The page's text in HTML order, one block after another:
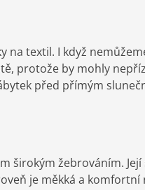
na textil. I když
protože by mohly
před přímým
širokým žebrováním.
je měkká a komfortní